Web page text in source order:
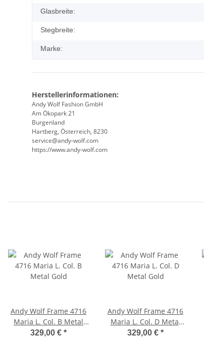
Glasbreite:
Stegbreite:
Marke:
Herstellerinformationen:
Andy Wolf Fashion GmbH
Am Ökopark 21
Burgenland
Hartberg, Österreich, 8230
service@andy-wolf.com
https://www.andy-wolf.com
Andy Wolf Frame 4716
Maria L. Col. B Metal
Gold
329,00 € *
Andy Wolf Frame 4716
Maria L. Col. D Metal
Gold
329,00 € *